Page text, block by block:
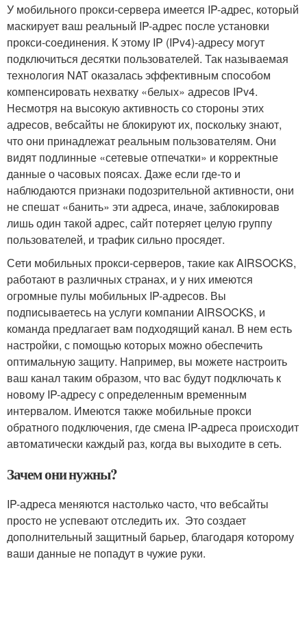
У мобильного прокси-сервера имеется IP-адрес, который
маскирует ваш реальный IP-адрес после установки
прокси-соединения. К этому IP (IPv4)-адресу могут
подключиться десятки пользователей. Так называемая
технология NAT оказалась эффективным способом
компенсировать нехватку «белых» адресов IPv4.
Несмотря на высокую активность со стороны этих
адресов, вебсайты не блокируют их, поскольку знают,
что они принадлежат реальным пользователям. Они
видят подлинные «сетевые отпечатки» и корректные
данные о часовых поясах. Даже если где-то и
наблюдаются признаки подозрительной активности, они
не спешат «банить» эти адреса, иначе, заблокировав
лишь один такой адрес, сайт потеряет целую группу
пользователей, и трафик сильно просядет.
Сети мобильных прокси-серверов, такие как AIRSOCKS,
работают в различных странах, и у них имеются
огромные пулы мобильных IP-адресов. Вы
подписываетесь на услуги компании AIRSOCKS, и
команда предлагает вам подходящий канал. В нем есть
настройки, с помощью которых можно обеспечить
оптимальную защиту. Например, вы можете настроить
ваш канал таким образом, что вас будут подключать к
новому IP-адресу с определенным временным
интервалом. Имеются также мобильные прокси
обратного подключения, где смена IP-адреса происходит
автоматически каждый раз, когда вы выходите в сеть.
Зачем они нужны?
IP-адреса меняются настолько часто, что вебсайты
просто не успевают отследить их. Это создает
дополнительный защитный барьер, благодаря которому
ваши данные не попадут в чужие руки.